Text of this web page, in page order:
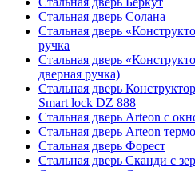
Стальная дверь Солана
Стальная дверь
ручка
Стальная дверь
дверная ручка)
Стальная дверь
Smart lock DZ 888
Стальная дверь Arteon с
Стальная дверь Arteon
Стальная дверь Форест
Стальная дверь Сканди с